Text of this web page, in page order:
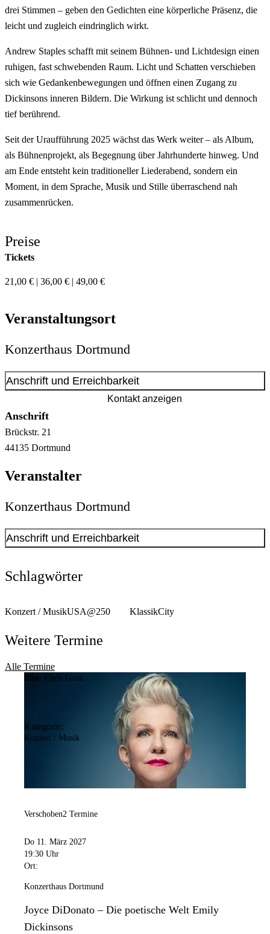
drei Stimmen – geben den Gedichten eine körperliche Präsenz, die
leicht und zugleich eindringlich wirkt.
Andrew Staples schafft mit seinem Bühnen- und Lichtdesign einen
ruhigen, fast schwebenden Raum. Licht und Schatten verschieben
sich wie Gedankenbewegungen und öffnen einen Zugang zu
Dickinsons inneren Bildern. Die Wirkung ist schlicht und dennoch
tief berührend.
Seit der Uraufführung 2025 wächst das Werk weiter – als Album,
als Bühnenprojekt, als Begegnung über Jahrhunderte hinweg. Und
am Ende entsteht kein traditioneller Liederabend, sondern ein
Moment, in dem Sprache, Musik und Stille überraschend nah
zusammenrücken.
Preise
Tickets
21,00 € | 36,00 € | 49,00 €
Veranstaltungsort
Konzerthaus Dortmund
Anschrift und Erreichbarkeit
Kontakt anzeigen
Anschrift
Brückstr. 21
44135 Dortmund
Veranstalter
Konzerthaus Dortmund
Anschrift und Erreichbarkeit
Anschrift
Schlagwörter
Konzert / MusikUSA@250 KlassikCity
Weitere Termine
Alle Termine
Bild: Chris Gonz
Kategorie:
Konzert / Musik
Verschoben2 Termine
Do 11. März 2027
19:30 Uhr
Ort:
Konzerthaus Dortmund
Joyce DiDonato – Die poetische Welt Emily
Dickinsons